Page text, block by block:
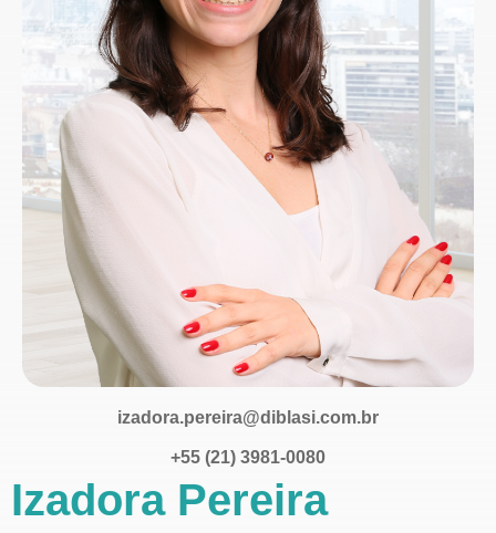
izadora.pereira@diblasi.com.br
+55 (21) 3981-0080
Izadora Pereira